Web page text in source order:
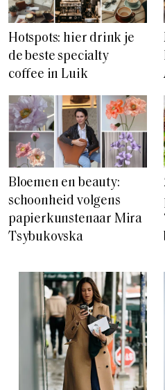
Hotspots: hier drink je
de beste specialty
coffee in Luik
Bloemen en beauty:
schoonheid volgens
papierkunstenaar Mira
Tsybukovska